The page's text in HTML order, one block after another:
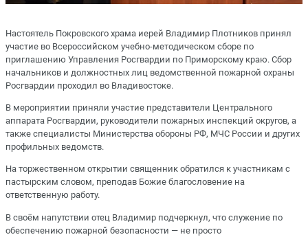
Настоятель Покровского храма иерей Владимир Плотников принял
участие во Всероссийском учебно-методическом сборе по
приглашению Управления Росгвардии по Приморскому краю. Сбор
начальников и должностных лиц ведомственной пожарной охраны
Росгвардии проходил во Владивостоке.
В мероприятии приняли участие представители Центрального
аппарата Росгвардии, руководители пожарных инспекций округов, а
также специалисты Министерства обороны РФ, МЧС России и других
профильных ведомств.
На торжественном открытии священник обратился к участникам с
пастырским словом, преподав Божие благословение на
ответственную работу.
В своём напутствии отец Владимир подчеркнул, что служение по
обеспечению пожарной безопасности — не просто